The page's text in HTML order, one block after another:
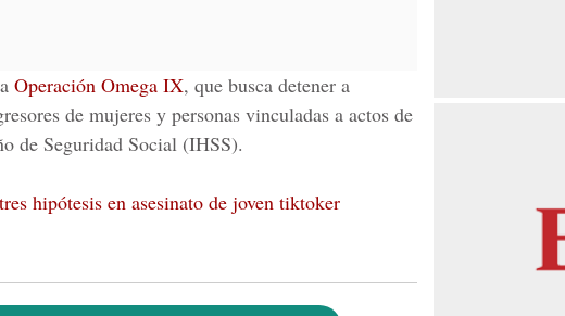
Operación Omega IX, que busca detener a
de mujeres y personas vinculadas a actos de
de Seguridad Social (IHSS).
hipótesis en asesinato de joven tiktoker